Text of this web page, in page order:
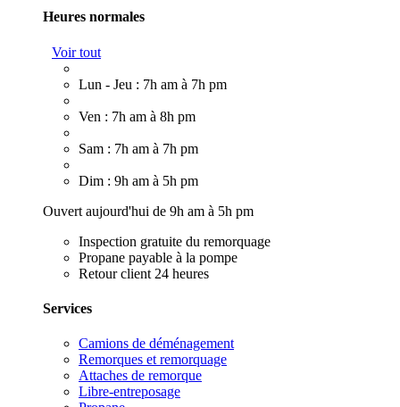
Heures normales
Voir tout
Lun - Jeu : 7h am à 7h pm
Ven : 7h am à 8h pm
Sam : 7h am à 7h pm
Dim : 9h am à 5h pm
Ouvert aujourd'hui de 9h am à 5h pm
Inspection gratuite du remorquage
Propane payable à la pompe
Retour client 24 heures
Services
Camions de déménagement
Remorques et remorquage
Attaches de remorque
Libre-entreposage